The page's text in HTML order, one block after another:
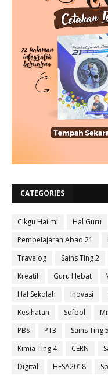
CATEGORIES
Cikgu Hailmi Hal Guru
Pembelajaran Abad 21
Travelog
Sains Ting 2
Kreatif
Guru Hebat
Hal Sekolah
Inovasi
Kesihatan
Sofbol
PBS
PT3 Sains Ting 5
Kimia Ting 4
CERN
Digital
HESA2018